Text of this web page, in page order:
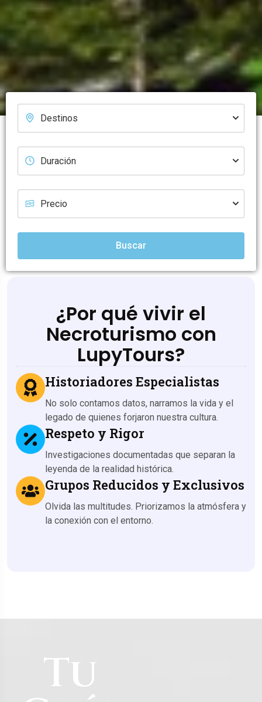
Buscar
¿Por qué vivir el
Necroturismo con
LupyTours?
Historiadores Especialistas
No solo contamos datos, narramos la vida y el
legado de quienes forjaron nuestra cultura.
Respeto y Rigor
Investigaciones documentadas que separan la
leyenda de la realidad histórica.
Grupos Reducidos y Exclusivos
Olvida las multitudes. Priorizamos la atmósfera y
la conexión con el entorno.
Tu